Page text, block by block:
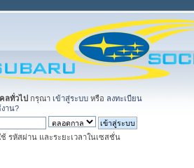
ลทั่วไป กรุณา เข้าสู่ระบบ หรือ ลงทะเบียน
าน?
รหัสผ่าน และระยะเวลาในเซสชั่น